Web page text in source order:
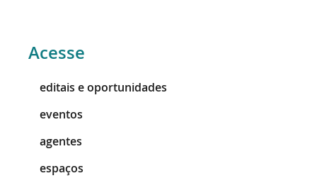
Acesse
editais e oportunidades
eventos
agentes
espaços